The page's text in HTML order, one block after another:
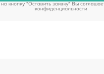
кнопку "Оставить заявку" Вы
конфиденциальности